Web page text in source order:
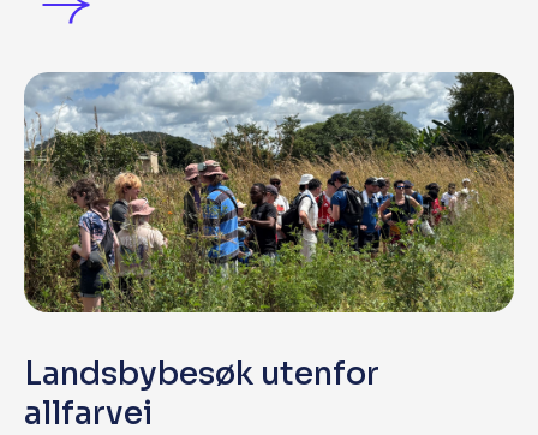
Landsbybesøk utenfor
allfarvei